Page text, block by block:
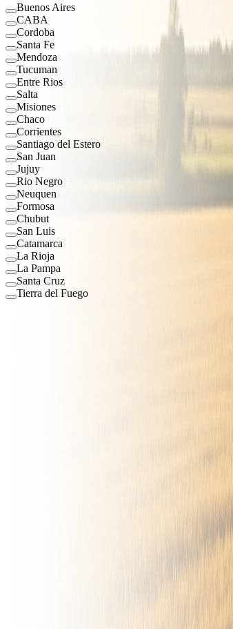
Buenos Aires
CABA
Cordoba
Santa Fe
Mendoza
Tucuman
Entre Rios
Salta
Misiones
Chaco
Corrientes
Santiago del Estero
San Juan
Jujuy
Rio Negro
Neuquen
Formosa
Chubut
San Luis
Catamarca
La Rioja
La Pampa
Santa Cruz
Tierra del Fuego